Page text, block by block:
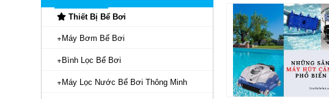
Thiết Bị Bể Bơi
Máy Bơm Bể Bơi
Bình Lọc Bể Bơi
Máy Lọc Nước Bể Bơi Thông Minh